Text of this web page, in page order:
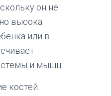
он не
высока
или в
и мышц.
костей.